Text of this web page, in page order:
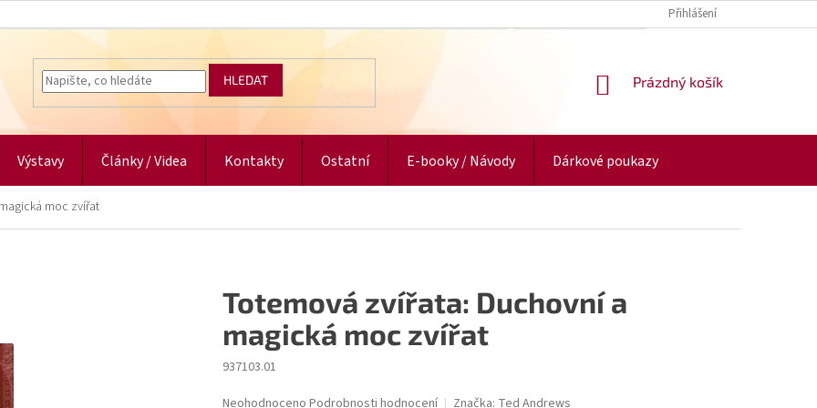
Přihlášení
HLEDAT
NÁKUPNÍ
Prázdný košík
Výstavy Články / Videa Kontakty Ostatní E-booky / Návody Dárkové poukazy
moc zvířat
Totemová zvířata: Duchovní a
magická moc zvířat
937103.01
Průměrné
Neohodnoceno Podrobnosti hodnocení Značka: Ted Andrews